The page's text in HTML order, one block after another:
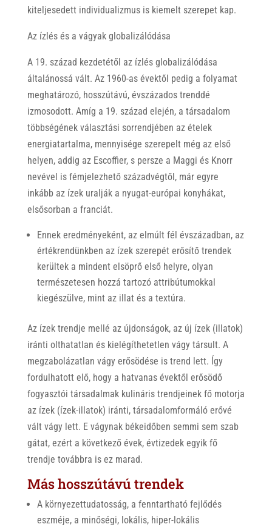
kiteljesedett individualizmus is kiemelt szerepet kap.
Az ízlés és a vágyak globalizálódása
A 19. század kezdetétől az ízlés globalizálódása
általánossá vált. Az 1960-as évektől pedig a folyamat
meghatározó, hosszútávú, évszázados trenddé
izmosodott. Amíg a 19. század elején, a társadalom
többségének választási sorrendjében az ételek
energiatartalma, mennyisége szerepelt még az első
helyen, addig az Escoffier, s persze a Maggi és Knorr
nevével is fémjelezhető századvégtől, már egyre
inkább az ízek uralják a nyugat-európai konyhákat,
elsősorban a franciát.
Ennek eredményeként, az elmúlt fél évszázadban, az
értékrendünkben az ízek szerepét erősítő trendek
kerültek a mindent elsöprő első helyre, olyan
természetesen hozzá tartozó attribútumokkal
kiegészülve, mint az illat és a textúra.
Az ízek trendje mellé az újdonságok, az új ízek (illatok)
iránti olthatatlan és kielégíthetetlen vágy társult. A
megzabolázatlan vágy erősödése is trend lett. Így
fordulhatott elő, hogy a hatvanas évektől erősödő
fogyasztói társadalmak kulináris trendjeinek fő motorja
az ízek (ízek-illatok) iránti, társadalomformáló erővé
vált vágy lett. E vágynak békeidőben semmi sem szab
gátat, ezért a következő évek, évtizedek egyik fő
trendje továbbra is ez marad.
Más hosszútávú trendek
A környezettudatosság, a fenntartható fejlődés
eszméje, a minőségi, lokális, hiper-lokális